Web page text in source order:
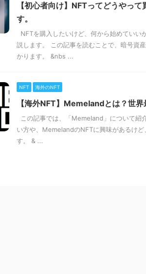
【初心者向け】NFTってどうやっ
す。
NFTを購入したいけど、何から始めていい
説します。 この記事を読むことで、暗号資
かります。 &nbs ...
NFT 海外のNFT
【海外NFT】Memelandとは？世界
この記事では、「Memeland」について紹
い方や、MemelandのNFTに興味があるけ
す。 & ...